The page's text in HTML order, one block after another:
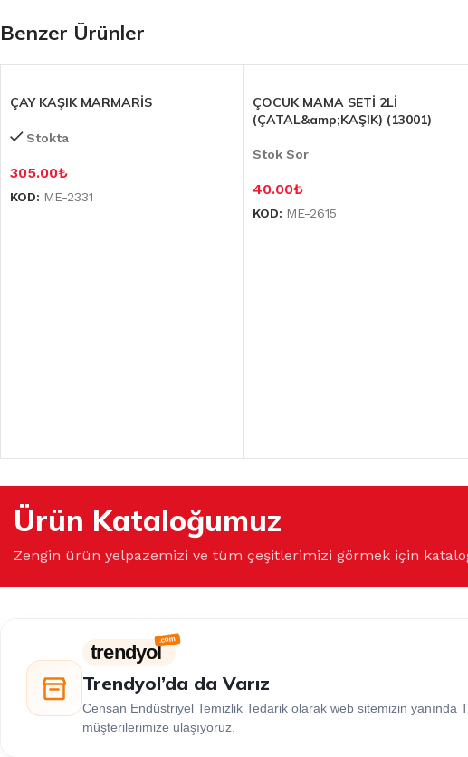
Benzer Ürünler
ÇAY KAŞIK MARMARİS
Stokta
305.00₺
KOD: ME-2331
ÇOCUK MAMA SETİ 2Lİ
(ÇATAL&amp;KAŞIK) (13001)
Stok Sor
40.00₺
KOD: ME-2615
Ürün Kataloğumuz
Zengin ürün yelpazemizi ve tüm çeşitlerimizi görmek için
trendyol
Trendyol’da da Varız
Censan Endüstriyel Temizlik Tedarik olarak web sitemizin yanında
müşterilerimize ulaşıyoruz.